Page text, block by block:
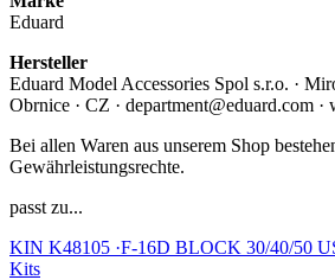
Eduard
Hersteller
Eduard Model Accessories Spol s.r.o. ·
Obrnice · CZ · department@eduard.com
Bei allen Waren aus unserem Shop
Gewährleistungsrechte.
passt zu...
KIN K48105 ·F-16D BLOCK 30/40/50
Kits